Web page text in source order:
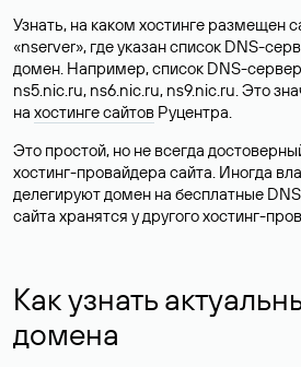
Узнать, на каком хостинге размещен
«nserver», где указан список DNS-
домен. Например, список DNS-
ns5.nic.ru, ns6.nic.ru, ns9.nic.ru. Это
на хостинге сайтов Руцентра.
Это простой, но не всегда
хостинг-провайдера сайта. Иногда
делегируют домен на бесплатные
сайта хранятся у другого хостинг-
Как узнать
домена